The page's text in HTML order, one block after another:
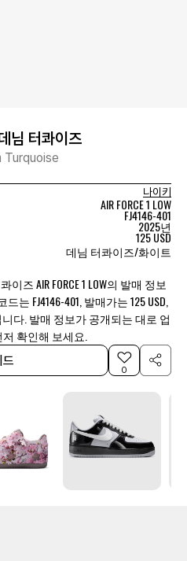
님 터콰이즈
Turquoise
나이키
AIR FORCE 1 LOW
FJ4146-401
2025년
125 USD
데님 터콰이즈/화이트
즈 AIR FORCE 1 LOW의 발매 정보
는 FJ4146-401, 발매가는 125 USD,
다. 발매 정보가 공개되는 대로 업
확인해 보세요.
0